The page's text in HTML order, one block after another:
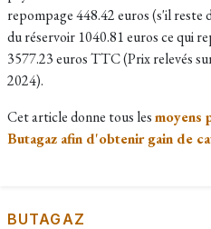
repompage 448.42 euros (s'il reste
du réservoir 1040.81 euros ce qui
3577.23 euros TTC (Prix relevés
2024).
Cet article donne tous lesmoyens
Butagaz afin d'obtenir gain de
BUTAGAZ